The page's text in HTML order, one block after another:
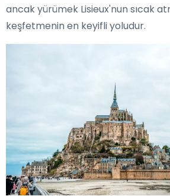
ancak yürümek Lisieux'nun sıcak
keşfetmenin en keyifli yoludur.